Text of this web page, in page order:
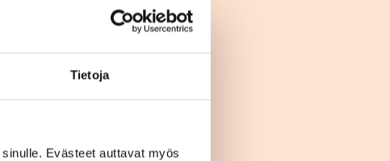
Tietoja
Evästeet auttavat myös